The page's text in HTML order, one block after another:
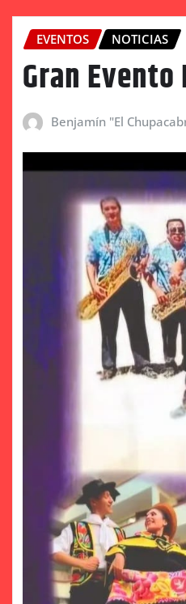
EVENTOS NOTICIAS
Gran
Benjamín "El